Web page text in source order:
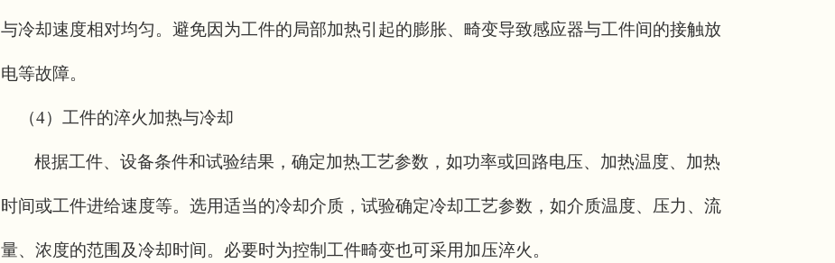
与冷却速度相对均匀。避免因为工件的局部加热引起的膨胀、畸变导致感应器与工件间的接触放
电等故障。
（4）工件的淬火加热与冷却
根据工件、设备条件和试验结果，确定加热工艺参数，如功率或回路电压、加热温度、加热
时间或工件进给速度等。选用适当的冷却介质，试验确定冷却工艺参数，如介质温度、压力、流
量、浓度的范围及冷却时间。必要时为控制工件畸变也可采用加压淬火。